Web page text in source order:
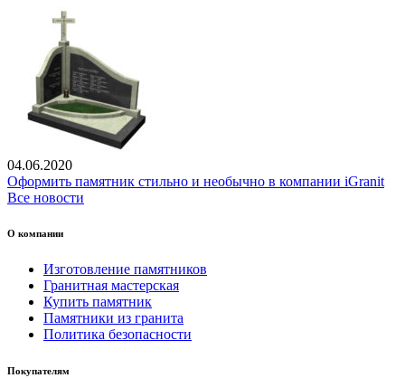
04.06.2020
Оформить памятник стильно и необычно в компании iGranit
Все новости
О компании
Изготовление памятников
Гранитная мастерская
Купить памятник
Памятники из гранита
Политика безопасности
Покупателям